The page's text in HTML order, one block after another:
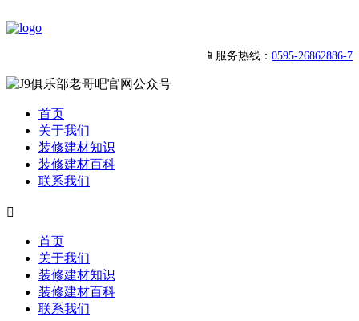
📱服务热线： 0595-26862886-7
首页
关于我们
装修建材知识
装修建材百科
联系我们

首页
关于我们
装修建材知识
装修建材百科
联系我们